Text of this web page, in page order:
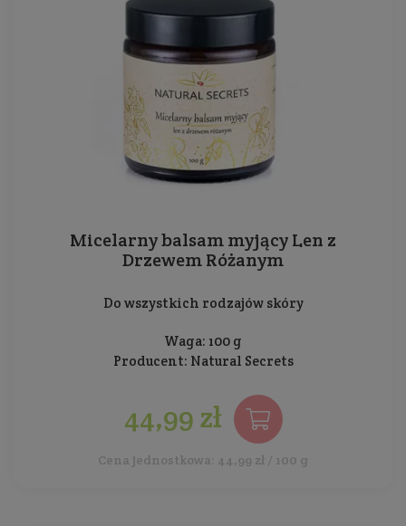
Micelarny balsam myjący Len z
Drzewem Różanym
Do wszystkich rodzajów skóry
Waga: 100 g
Producent: Natural Secrets
44,99 zł
Cena jednostkowa: 44,99 zł / 100 g